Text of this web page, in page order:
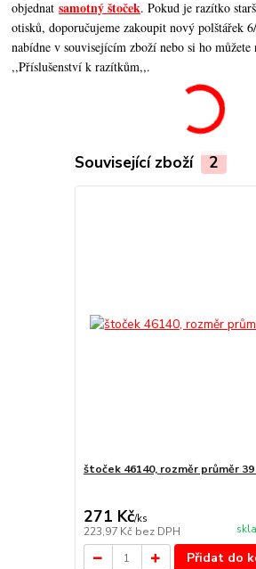
objednatsamotný štoček. Pokud je razítko
otisků, doporučujeme zakoupit nový polštářek
nabídne v souvisejícím zboží nebo si ho můžete
,,Příslušenství k razítkům,,.
Související zboží 2
štoček 46140, rozměr průměr 39
271 Kč/ks
223,97 Kč bez DPH
Přidat do